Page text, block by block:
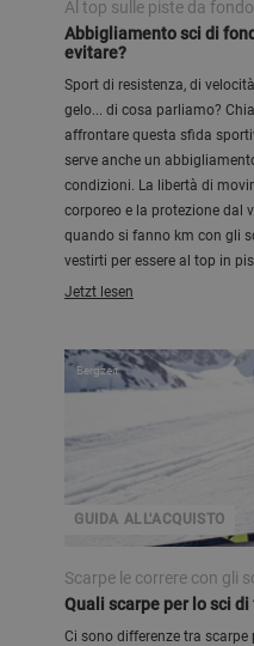
Al top sulle piste da fondo
Abbigliamento sci di
evitare?
Sport di resistenza, di
gelo... di cosa parliamo?
affrontare questa sfida
serve anche un
condizioni. La libertà di
corporeo e la protezione dal
quando si fanno km con gli
vestirti per essere al top in
Jetzt lesen
GUIDA ALL'ACQUISTO
Bergzeit
Scarpe le correre con gli
Quali scarpe per lo sci
Ci sono differenze tra